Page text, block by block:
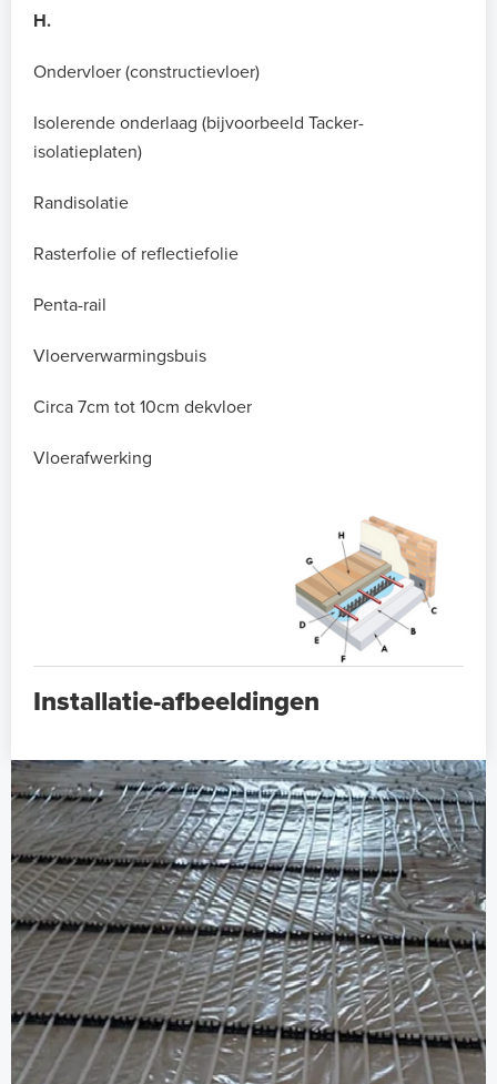
H.
Ondervloer (constructievloer)
Isolerende onderlaag (bijvoorbeeld Tacker-
isolatieplaten)
Randisolatie
Rasterfolie of reflectiefolie
Penta-rail
Vloerverwarmingsbuis
Circa 7cm tot 10cm dekvloer
Vloerafwerking
Installatie-afbeeldingen